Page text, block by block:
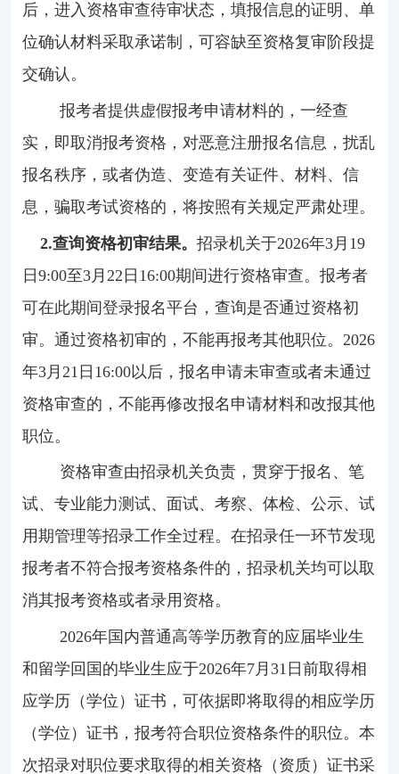
后，进入资格审查待审状态，填报信息的证明、单
位确认材料采取承诺制，可容缺至资格复审阶段提
交确认。
报考者提供虚假报考申请材料的，一经查
实，即取消报考资格，对恶意注册报名信息，扰乱
报名秩序，或者伪造、变造有关证件、材料、信
息，骗取考试资格的，将按照有关规定严肃处理。
2.查询资格初审结果。 招录机关于2026年3月 19
日9:00至3月 22 日 16:00期间进行资格审查。报考者
可在此期间登录报名平台，查询是否通过资格初
审。通过资格初审的，不能再报考其他职位。 2026
年3月 21 日 16:00以后，报名申请未审查或者未通过
资格审查的，不能再修改报名申请材料和改报其他
职位。
资格审查由招录机关负责，贯穿于报名、笔
试、专业能力测试、面试、考察、体检、公示、试
用期管理等招录工作全过程。在招录任一环节发现
报考者不符合报考资格条件的，招录机关均可以取
消其报考资格或者录用资格。
2026年国内普通高等学历教育的应届毕业生
和留学回国的毕业生应于2026年7月 31 日前取得相
应学历（学位）证书，可依据即将取得的相应学历
（学位）证书，报考符合职位资格条件的职位。本
次招录对职位要求取得的相关资格（资质）证书采